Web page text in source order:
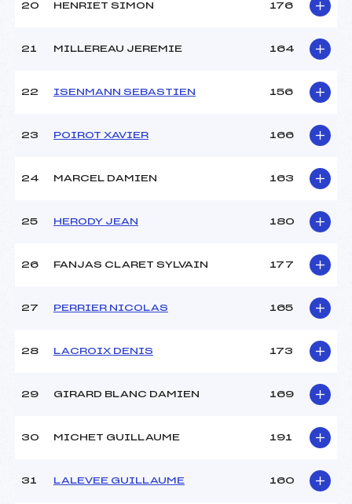
20 HENRIET SIMON 176
21 MILLEREAU JEREMIE 164
22 ISENMANN SEBASTIEN 156
23 POIROT XAVIER 166
24 MARCEL DAMIEN 163
25 HERODY JEAN 180
26 FANJAS CLARET SYLVAIN 177
27 PERRIER NICOLAS 165
28 LACROIX DENIS 173
29 GIRARD BLANC DAMIEN 169
30 MICHET GUILLAUME 191
31 LALEVEE GUILLAUME 160